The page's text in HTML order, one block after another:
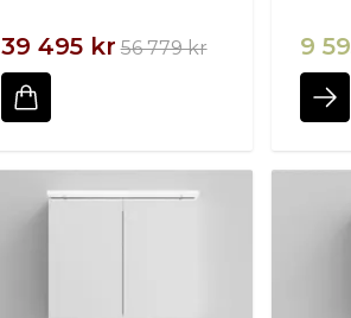
39 495 kr 56 779 kr 9